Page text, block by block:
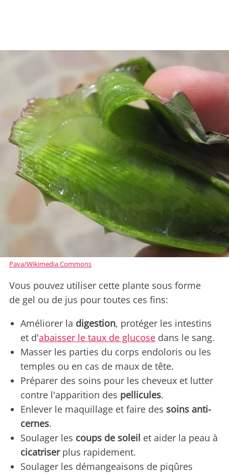
Pava/Wikimedia Commons
Vous pouvez utiliser cette plante sous forme
de gel ou de jus pour toutes ces fins:
Améliorer la digestion, protéger les intestins
et d'abaisser le taux de glucose dans le sang.
Masser les parties du corps endoloris ou les
temples ou en cas de maux de tête.
Préparer des soins pour les cheveux et lutter
contre l'apparition des pellicules.
Enlever le maquillage et faire des soins anti-
cernes.
Soulager les coups de soleil et aider la peau à
cicatriserplus rapidement.
Soulager les démangeaisons de piqûres